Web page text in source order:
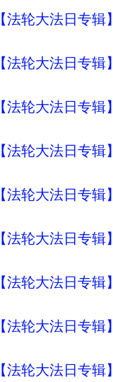
【法轮大法日专
【法轮大法日专
【法轮大法日专
【法轮大法日专
【法轮大法日专
【法轮大法日专
【法轮大法日专
【法轮大法日专
【法轮大法日专